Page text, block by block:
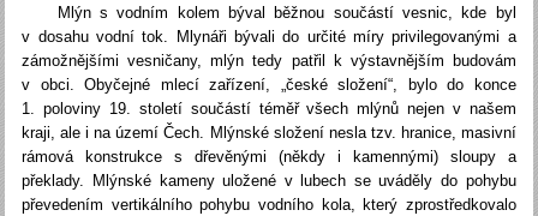
Mlýn s vodním kolem býval běžnou součástí vesnic, kde byl
v dosahu vodní tok. Mlynáři bývali do určité míry privilegovanými a
zámožnějšími vesničany, mlýn tedy patřil k výstavnějším budovám
v obci. Obyčejné mlecí zařízení, „české složení“, bylo do konce
1. poloviny 19. století součástí téměř všech mlýnů nejen v našem
kraji, ale i na území Čech. Mlýnské složení nesla tzv. hranice, masivní
rámová konstrukce s dřevěnými (někdy i kamennými) sloupy a
překlady. Mlýnské kameny uložené v lubech se uváděly do pohybu
převedením vertikálního pohybu vodního kola, který zprostředkovalo